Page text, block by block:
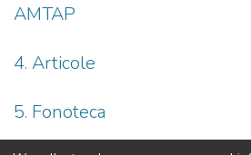
AMTAP
4. Articole
5. Fonoteca